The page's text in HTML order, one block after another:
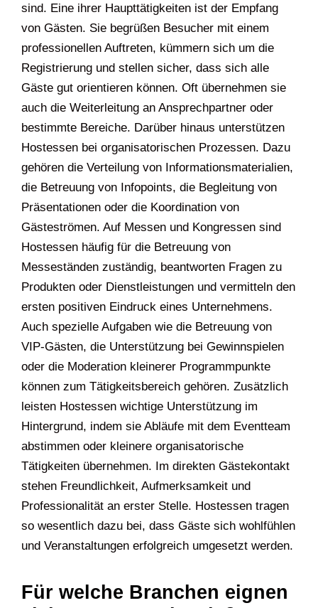
sind. Eine ihrer Haupttätigkeiten ist der Empfang
von Gästen. Sie begrüßen Besucher mit einem
professionellen Auftreten, kümmern sich um die
Registrierung und stellen sicher, dass sich alle
Gäste gut orientieren können. Oft übernehmen sie
auch die Weiterleitung an Ansprechpartner oder
bestimmte Bereiche. Darüber hinaus unterstützen
Hostessen bei organisatorischen Prozessen. Dazu
gehören die Verteilung von Informationsmaterialien,
die Betreuung von Infopoints, die Begleitung von
Präsentationen oder die Koordination von
Gästeströmen. Auf Messen und Kongressen sind
Hostessen häufig für die Betreuung von
Messeständen zuständig, beantworten Fragen zu
Produkten oder Dienstleistungen und vermitteln den
ersten positiven Eindruck eines Unternehmens.
Auch spezielle Aufgaben wie die Betreuung von
VIP-Gästen, die Unterstützung bei Gewinnspielen
oder die Moderation kleinerer Programmpunkte
können zum Tätigkeitsbereich gehören. Zusätzlich
leisten Hostessen wichtige Unterstützung im
Hintergrund, indem sie Abläufe mit dem Eventteam
abstimmen oder kleinere organisatorische
Tätigkeiten übernehmen. Im direkten Gästekontakt
stehen Freundlichkeit, Aufmerksamkeit und
Professionalität an erster Stelle. Hostessen tragen
so wesentlich dazu bei, dass Gäste sich wohlfühlen
und Veranstaltungen erfolgreich umgesetzt werden.
Für welche Branchen eignen